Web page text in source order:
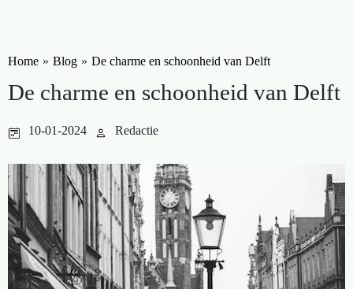
Home » Blog » De charme en schoonheid van Delft
De charme en schoonheid van Delft
10-01-2024 Redactie